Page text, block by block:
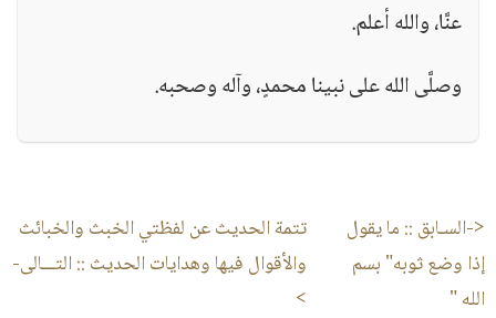
عنَّا، والله أعلم.
وصلَّى الله على نبينا محمدٍ، وآله وصحبه.
<-السـابق :: ما يقول
إذا وضع ثوبه" بسم
الله "‏
تتمة الحديث عن لفظتي الخبث والخبائث
والأقوال فيها وهدايات الحديث :: التـــالى-
>